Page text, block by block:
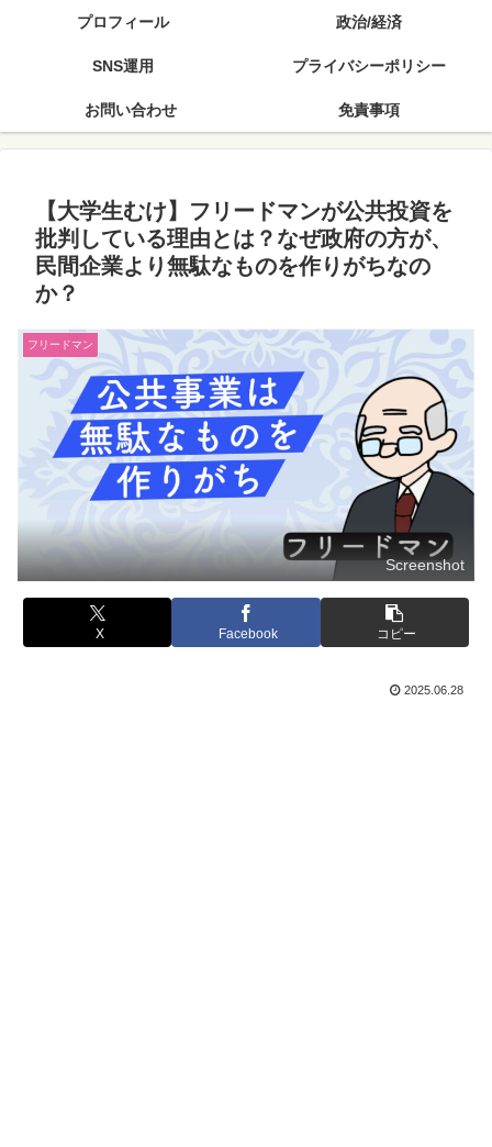
プロフィール 政治/経済
SNS運用 プライバシーポリシー
お問い合わせ 免責事項
【大学生むけ】フリードマンが公共投資を
批判している理由とは？なぜ政府の方が、
民間企業より無駄なものを作りがちなの
か？
フリードマン
Screenshot
X Facebook コピー
2025.06.28